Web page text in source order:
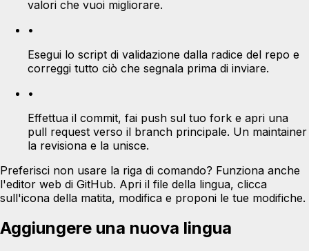
valori che vuoi migliorare.
•
Esegui lo script di validazione dalla radice del repo e
correggi tutto ciò che segnala prima di inviare.
•
Effettua il commit, fai push sul tuo fork e apri una
pull request verso il branch principale. Un maintainer
la revisiona e la unisce.
Preferisci non usare la riga di comando? Funziona anche
l'editor web di GitHub. Apri il file della lingua, clicca
sull'icona della matita, modifica e proponi le tue modifiche.
Aggiungere una nuova lingua